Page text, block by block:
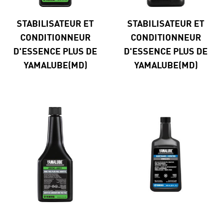
STABILISATEUR ET
CONDITIONNEUR
D'ESSENCE PLUS DE
YAMALUBE(MD)
STABILISATEUR ET
CONDITIONNEUR
D'ESSENCE PLUS DE
YAMALUBE(MD)